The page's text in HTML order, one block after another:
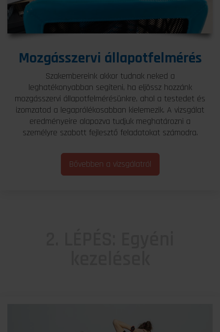
Mozgásszervi állapotfelmérés
Szakembereink akkor tudnak neked a
leghatékonyabban segíteni, ha eljössz hozzánk
mozgásszervi állapotfelmérésünkre, ahol a testedet és
izomzatod a legaprólékosabban kielemezik. A vizsgálat
eredményeire alapozva tudjuk meghatározni a
személyre szabott fejlesztő feladatokat számodra.
Bővebben a vizsgálatról